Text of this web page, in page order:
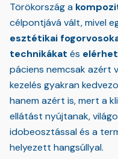
Törökország a
célpontjává vált, mivel
esztétikai
technikákat és
páciens nemcsak azért
kezelés gyakran
hanem azért is, mert a
ellátást nyújtanak,
idobeosztással és a
helyezett hangsúllyal.